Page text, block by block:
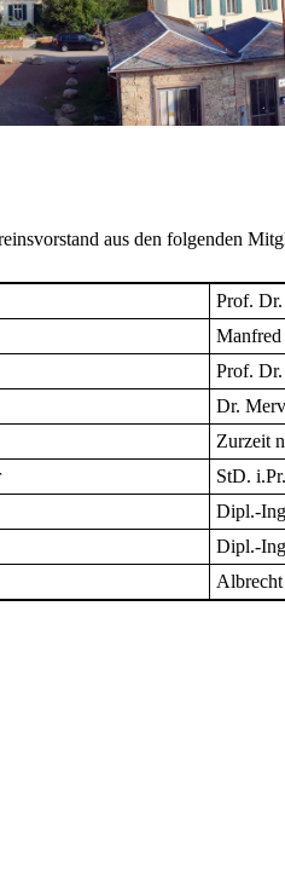
aus den folgenden
Prof.
Manfred
Prof.
Dr.
Zurzeit
StD.
Dipl.-
Dipl.-